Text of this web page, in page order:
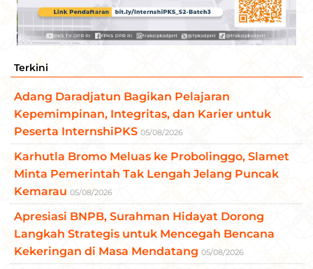
Terkini
Adang Daradjatun Bagikan Pelajaran
Kepemimpinan, Integritas, dan Karier untuk
Peserta InternshiPKS 05/08/2026
Karhutla Bromo Meluas ke Probolinggo, Slamet
Minta Pemerintah Tak Lengah Jelang Puncak
Kemarau 05/08/2026
Apresiasi BNPB, Surahman Hidayat Dorong
Langkah Strategis untuk Mencegah Bencana
Kekeringan di Masa Mendatang 05/08/2026